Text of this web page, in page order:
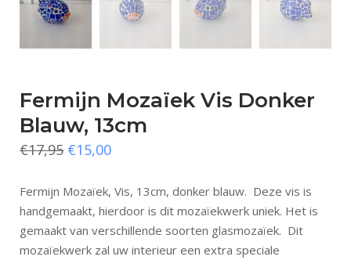
Fermijn Mozaïek Vis Donker
Blauw, 13cm
€17,95 €15,00
Fermijn Mozaïek, Vis, 13cm, donker blauw. Deze vis is
handgemaakt, hierdoor is dit mozaïekwerk uniek. Het is
gemaakt van verschillende soorten glasmozaïek. Dit
mozaïekwerk zal uw interieur een extra speciale